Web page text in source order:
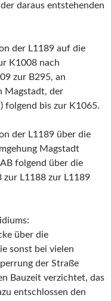
daraus entstehenden
der L1189 auf die
K1008 nach
zur B295, an
Magstadt, der
folgend bis zur K1065.
der L1189 über die
Magstadt
folgend über die
zur L1188 zur L1189
über die
sonst bei vielen
der Straße
Bauzeit verzichtet, das
entschlossen den